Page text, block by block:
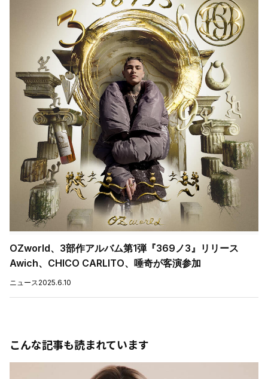
OZworld、3部作アルバム第1弾『369ノ3』リリース
Awich、CHICO CARLITO、唾奇が客演参加
ニュース2025.6.10
こんな記事も読まれています